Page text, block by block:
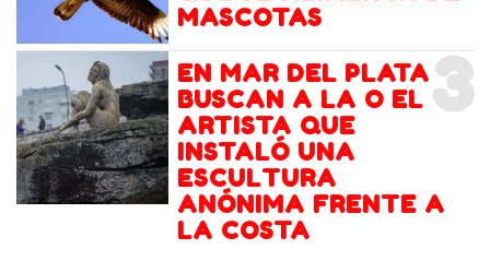
MASCOTAS
3
EN MAR DEL PLATA
BUSCAN A LA O EL
ARTISTA QUE
INSTALÓ UNA
ESCULTURA
ANÓNIMA FRENTE A
LA COSTA